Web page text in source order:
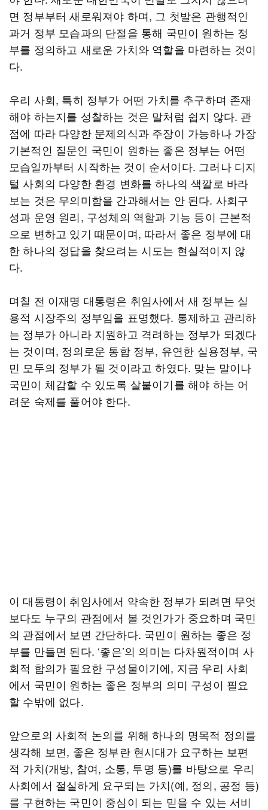
면 정부부터 새로워져야 하며, 그 첫발은 관행적인
과거 정부 모습과의 단절을 통해 국민이 원하는 정
부를 정의하고 새로운 가치와 역할을 마련하는 것이
다.
우리 사회, 특히 정부가 어떤 가치를 추구하며 존재
해야 하는지를 성찰하는 것은 말처럼 쉽지 않다. 관
점에 따라 다양한 문제의식과 주장이 가능하나 가장
기본적인 질문인 국민이 원하는 좋은 정부는 어떤
모습일까부터 시작하는 것이 순서이다. 그러나 디지
털 사회의 다양한 환경 변화를 하나의 색깔로 바라
보는 것은 무의미함을 간과해서는 안 된다. 사회구
성과 운영 원리, 구성체의 역할과 기능 등이 근본적
으로 변하고 있기 때문이며, 따라서 좋은 정부에 대
한 하나의 정답을 찾으려는 시도는 현실적이지 않
다.
며칠 전 이재명 대통령은 취임사에서 새 정부는 실
용적 시장주의 정부임을 표명했다. 통제하고 관리하
는 정부가 아니라 지원하고 격려하는 정부가 되겠다
는 것이며, 정의로운 통합 정부, 유연한 실용정부, 국
민 모두의 정부가 될 것이라고 하였다. 맞는 말이나
국민이 체감할 수 있도록 살붙이기를 해야 하는 어
려운 숙제를 풀어야 한다.
이 대통령이 취임사에서 약속한 정부가 되려면 무엇
보다도 누구의 관점에서 볼 것인가가 중요하며 국민
의 관점에서 보면 간단하다. 국민이 원하는 좋은 정
부를 만들면 된다. ‘좋은’의 의미는 다차원적이며 사
회적 합의가 필요한 구성물이기에, 지금 우리 사회
에서 국민이 원하는 좋은 정부의 의미 구성이 필요
할 수밖에 없다.
앞으로의 사회적 논의를 위해 하나의 명목적 정의를
생각해 보면, 좋은 정부란 현시대가 요구하는 보편
적 가치(개방, 참여, 소통, 투명 등)를 바탕으로 우리
사회에서 절실하게 요구되는 가치(예, 정의, 공정 등)
를 구현하는 국민이 중심이 되는 믿을 수 있는 서비